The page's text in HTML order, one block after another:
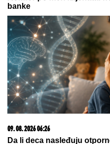
03. 08. 2026 07:31
25.000 kupaca već kupuje
više